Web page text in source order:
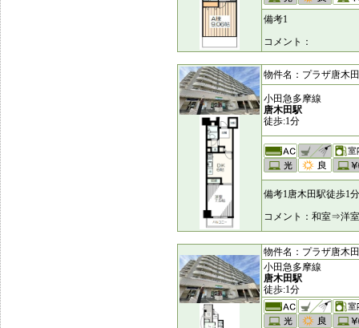
備考1
コメント：
物件名：プラザ唐木
小田急多摩線
唐木田駅
徒歩:1分
備考1唐木田駅徒歩1
コメント：和室⇒洋
物件名：プラザ唐木
小田急多摩線
唐木田駅
徒歩:1分